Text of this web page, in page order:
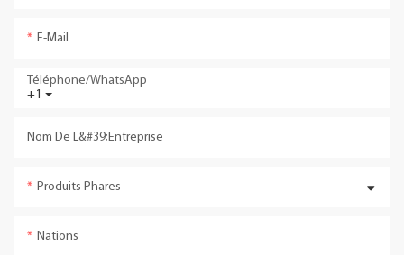
E-Mail
+1
Téléphone/WhatsApp
Nom De L&#39;entreprise
Produits Phares
Nations